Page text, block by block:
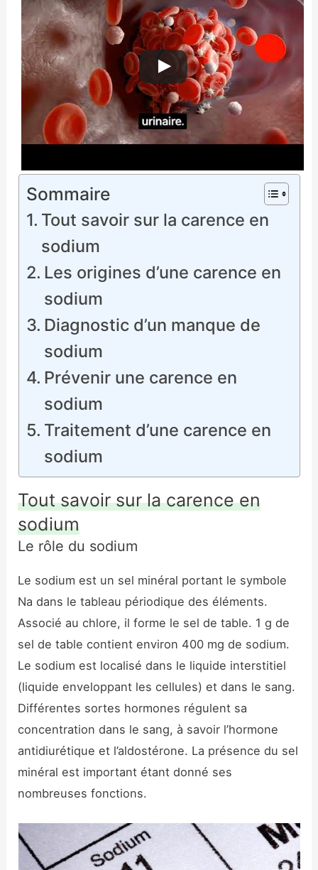
Sommaire
Tout savoir sur la carence en
sodium
Les origines d’une carence en
sodium
Diagnostic d’un manque de
sodium
Prévenir une carence en
sodium
Traitement d’une carence en
sodium
Tout savoir sur la carence en
sodium
Le rôle du sodium
Le sodium est un sel minéral portant le symbole
Na dans le tableau périodique des éléments.
Associé au chlore, il forme le sel de table. 1 g de
sel de table contient environ 400 mg de sodium.
Le sodium est localisé dans le liquide interstitiel
(liquide enveloppant les cellules) et dans le sang.
Différentes sortes hormones régulent sa
concentration dans le sang, à savoir l’hormone
antidiurétique et l’aldostérone. La présence du sel
minéral est important étant donné ses
nombreuses fonctions.